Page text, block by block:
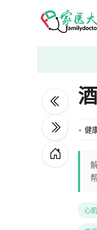
健
心